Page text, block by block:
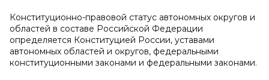
Конституционно-правовой статус автономных округов и
областей в составе Российской Федерации
определяется Конституцией России, уставами
автономных областей и округов, федеральными
конституционными законами и федеральными законами.